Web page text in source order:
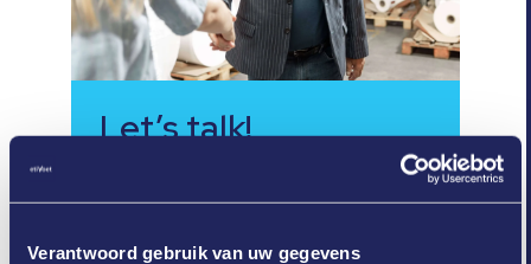
Verantwoord gebruik van uw gegevens
Let’s talk!
expert staat voor je
klaar.